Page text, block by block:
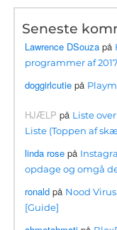
Seneste
Lawrence DSouza på
programmer af 2017
doggirlcutie på
HJÆLP på Liste
Liste (Toppen af
linda rose på
opdage og omgå
ronald på Nood
[Guide]